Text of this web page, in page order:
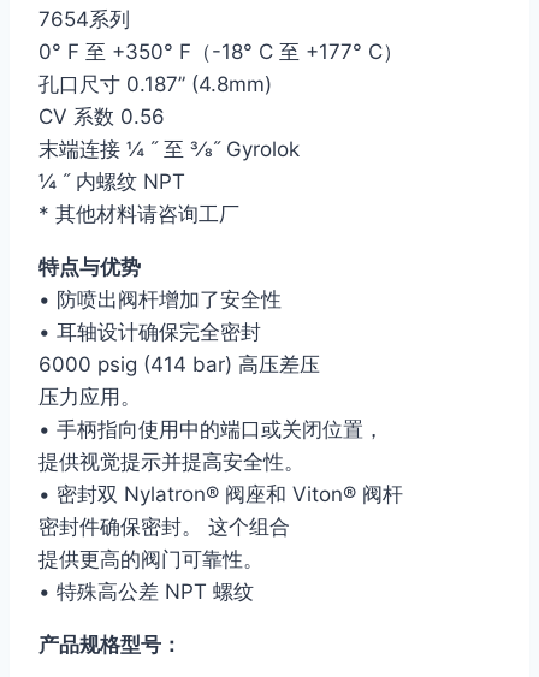
7654系列
0° F 至 +350° F（-18° C 至 +177° C）
孔口尺寸 0.187” (4.8mm)
CV 系数 0.56
末端连接 ¼ ˝ 至 3⁄8˝ Gyrolok
¼ ˝ 内螺纹 NPT
* 其他材料请咨询工厂
特点与优势
• 防喷出阀杆增加了安全性
• 耳轴设计确保完全密封
6000 psig (414 bar) 高压差压
压力应用。
• 手柄指向使用中的端口或关闭位置，
提供视觉提示并提高安全性。
• 密封双 Nylatron® 阀座和 Viton® 阀杆
密封件确保密封。 这个组合
提供更高的阀门可靠性。
• 特殊高公差 NPT 螺纹
产品规格型号：